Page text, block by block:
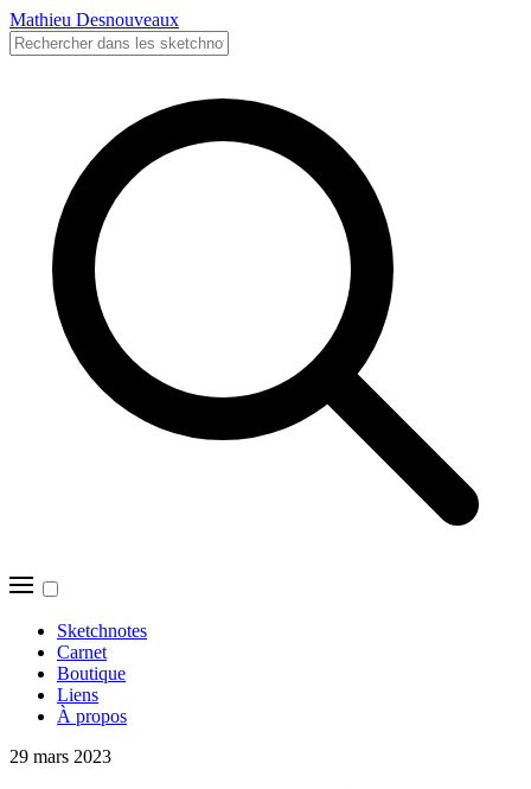
Mathieu Desnouveaux
Sketchnotes
Carnet
Boutique
Liens
À propos
29 mars 2023